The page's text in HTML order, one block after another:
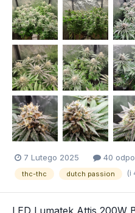
7 Lutego 2025 40
thc-thc dutch passion (i